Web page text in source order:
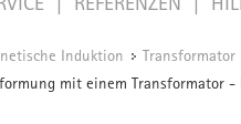
Induktion / Transformator
mit einem Transformator -